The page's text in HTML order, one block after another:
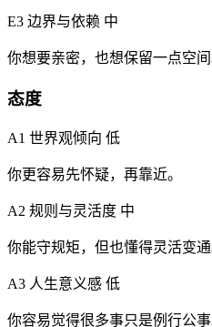
E3 边界与依赖 中
你想要亲密，也想保留一点空间
态度
A1 世界观倾向 低
你更容易先怀疑，再靠近。
A2 规则与灵活度 中
你能守规矩，但也懂得灵活变通
A3 人生意义感 低
你容易觉得很多事只是例行公事